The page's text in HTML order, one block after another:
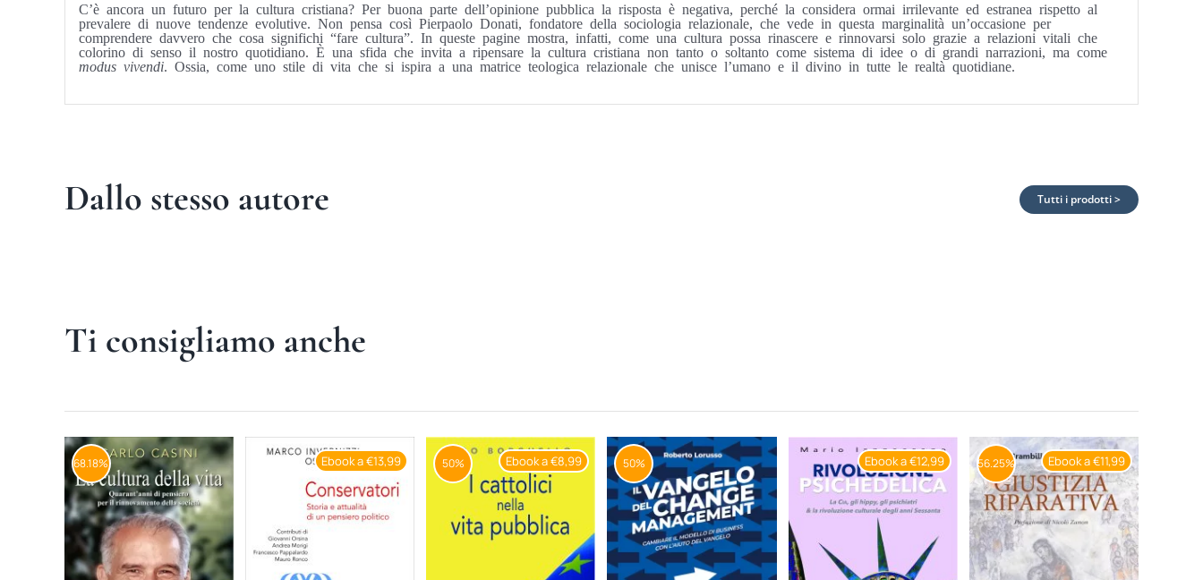
C’è ancora un futuro per la cultura cristiana? Per buona parte dell’opinione pubblica la risposta è negativa, perché la considera ormai irrilevante ed estranea rispetto al
prevalere di nuove tendenze evolutive. Non pensa così Pierpaolo Donati, fondatore della sociologia relazionale, che vede in questa marginalità un’occasione per
comprendere davvero che cosa significhi “fare cultura”. In queste pagine mostra, infatti, come una cultura possa rinascere e rinnovarsi solo grazie a relazioni vitali che
colorino di senso il nostro quotidiano. È una sfida che invita a ripensare la cultura cristiana non tanto o soltanto come sistema di idee o di grandi narrazioni, ma come
modus vivendi. Ossia, come uno stile di vita che si ispira a una matrice teologica relazionale che unisce l’umano e il divino in tutte le realtà quotidiane.
Dallo stesso autore Tutti i prodotti >
Ti consigliamo anche
68.18% Ebook a €13,99 Ebook a €8,99
50% 50% Ebook a €12,99 Ebook a €11,99
56.25%